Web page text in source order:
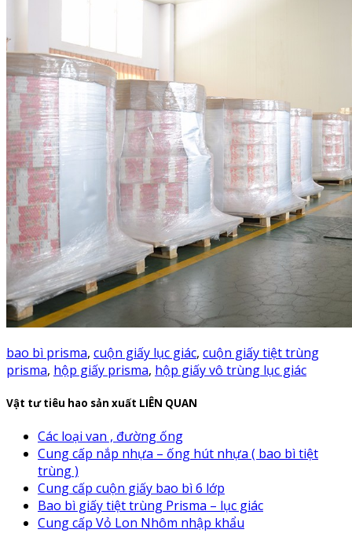
bao bì prisma, cuộn giấy lục giác, cuộn giấy tiệt trùng
prisma, hộp giấy prisma, hộp giấy vô trùng lục giác
Vật tư tiêu hao sản xuất LIÊN QUAN
Các loại van , đường ống
Cung cấp nắp nhựa – ống hút nhựa ( bao bì tiệt
trùng )
Cung cấp cuộn giấy bao bì 6 lớp
Bao bì giấy tiệt trùng Prisma – lục giác
Cung cấp Vỏ Lon Nhôm nhập khẩu